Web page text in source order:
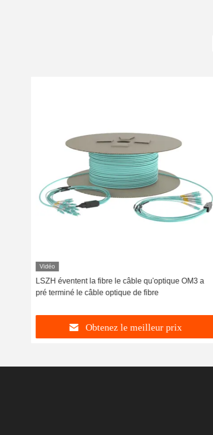
Vidéo
LSZH éventent la fibre le câble qu'optique OM3 a
pré terminé le câble optique de fibre
Obtenez le meilleur prix